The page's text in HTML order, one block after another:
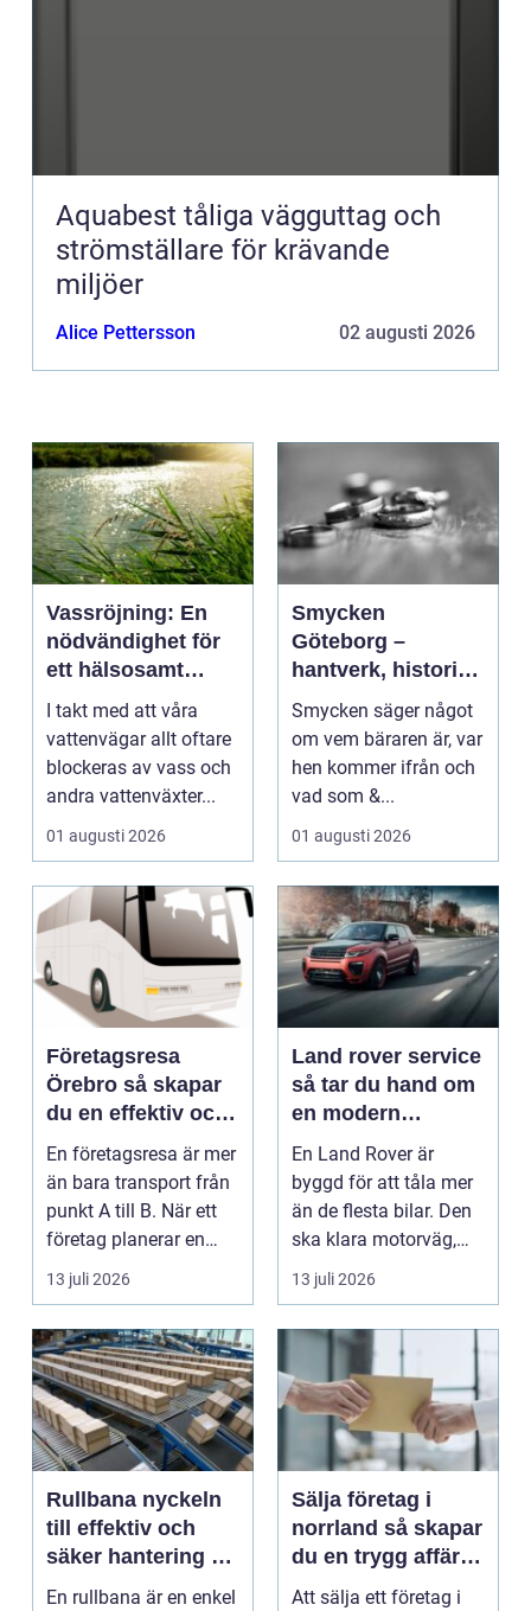
Aquabest tåliga vägguttag och
strömställare för krävande
miljöer
Alice Pettersson 02 augusti 2026
Vassröjning: En
nödvändighet för
ett hälsosamt
vattenlandskap
I takt med att våra
vattenvägar allt oftare
blockeras av vass och
andra vattenväxter...
01 augusti 2026
Smycken
Göteborg –
hantverk, historia
och personligt
uttryck
Smycken säger något
om vem bäraren är, var
hen kommer ifrån och
vad som &...
01 augusti 2026
Företagsresa
Örebro så skapar
du en effektiv och
minnesvärd resa
En företagsresa är mer
än bara transport från
punkt A till B. När ett
företag planerar en
resa för m...
13 juli 2026
Land rover service
så tar du hand om
en modern
klassiker
En Land Rover är
byggd för att tåla mer
än de flesta bilar. Den
ska klara motorväg,
stadstrafik, gru...
13 juli 2026
Rullbana nyckeln
till effektiv och
säker hantering av
gods
En rullbana är en enkel
Sälja företag i
norrland så skapar
du en trygg affär
från start till mål
Att sälja ett företag i